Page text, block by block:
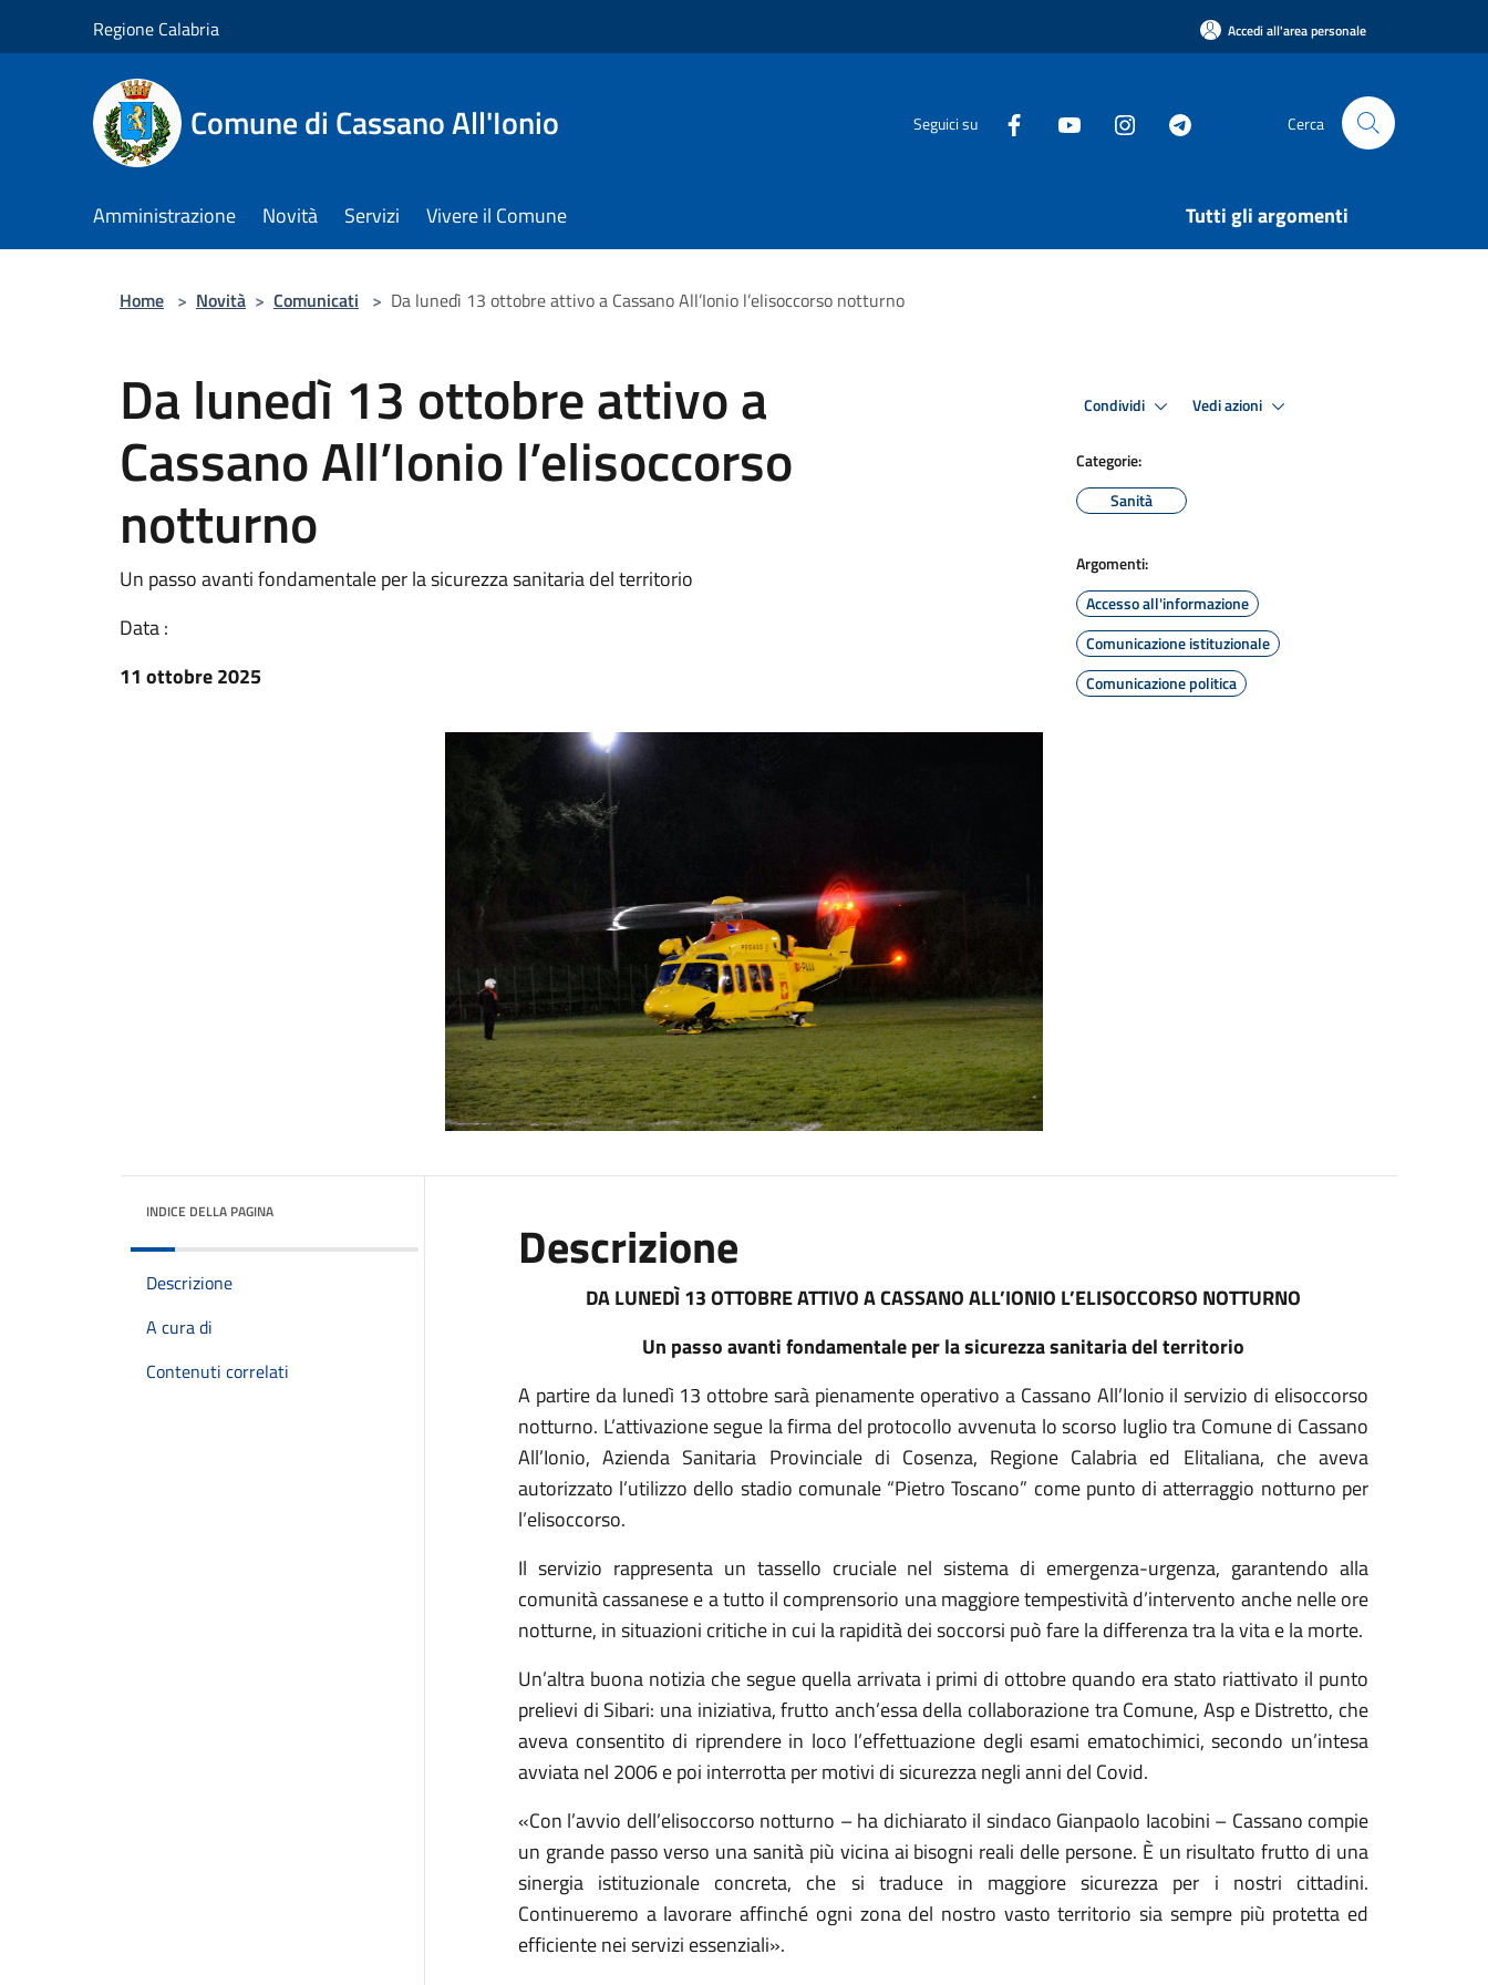
Regione Calabria Accedi all'area personale
Comune di Cassano All'Ionio Seguici su Cerca
Amministrazione Novità Servizi Vivere il Comune Tutti gli argomenti
Home > Novità > Comunicati > Da lunedì 13 ottobre attivo a Cassano All’Ionio l’elisoccorso notturno
Da lunedì 13 ottobre attivo a
Cassano All’Ionio l’elisoccorso
notturno
Un passo avanti fondamentale per la sicurezza sanitaria del territorio
Data :
11 ottobre 2025
Condividi Vedi azioni
Categorie:
Sanità
Argomenti:
Accesso all'informazione
Comunicazione istituzionale
Comunicazione politica
INDICE DELLA PAGINA
Descrizione
A cura di
Contenuti correlati
Descrizione
DA LUNEDÌ 13 OTTOBRE ATTIVO A CASSANO ALL’IONIO L’ELISOCCORSO NOTTURNO
Un passo avanti fondamentale per la sicurezza sanitaria del territorio
A partire da lunedì 13 ottobre sarà pienamente operativo a Cassano All’Ionio il servizio di elisoccorso
notturno. L’attivazione segue la firma del protocollo avvenuta lo scorso luglio tra Comune di Cassano
All’Ionio, Azienda Sanitaria Provinciale di Cosenza, Regione Calabria ed Elitaliana, che aveva
autorizzato l’utilizzo dello stadio comunale “Pietro Toscano” come punto di atterraggio notturno per
l’elisoccorso.
Il servizio rappresenta un tassello cruciale nel sistema di emergenza-urgenza, garantendo alla
comunità cassanese e a tutto il comprensorio una maggiore tempestività d’intervento anche nelle ore
notturne, in situazioni critiche in cui la rapidità dei soccorsi può fare la differenza tra la vita e la morte.
Un’altra buona notizia che segue quella arrivata i primi di ottobre quando era stato riattivato il punto
prelievi di Sibari: una iniziativa, frutto anch’essa della collaborazione tra Comune, Asp e Distretto, che
aveva consentito di riprendere in loco l’effettuazione degli esami ematochimici, secondo un’intesa
avviata nel 2006 e poi interrotta per motivi di sicurezza negli anni del Covid.
«Con l’avvio dell’elisoccorso notturno – ha dichiarato il sindaco Gianpaolo Iacobini – Cassano compie
un grande passo verso una sanità più vicina ai bisogni reali delle persone. È un risultato frutto di una
sinergia istituzionale concreta, che si traduce in maggiore sicurezza per i nostri cittadini.
Continueremo a lavorare affinché ogni zona del nostro vasto territorio sia sempre più protetta ed
efficiente nei servizi essenziali».